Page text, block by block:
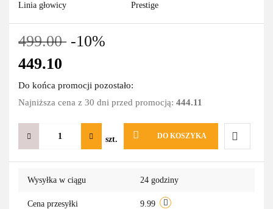
Linia głowicy Prestige
499.00 -10%
449.10
Do końca promocji pozostało:
Najniższa cena z 30 dni przed promocją: 444.11
szt. DO KOSZYKA
Do
Wysyłka w ciągu 24 godziny
Cena przesyłki 9.99